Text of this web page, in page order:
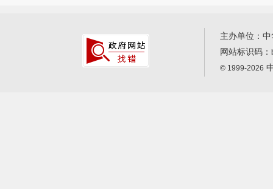
主办单位：
网站标识码：
© 1999-2026